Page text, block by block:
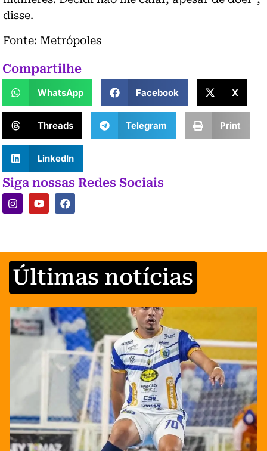
disse.
Fonte: Metrópoles
Compartilhe
WhatsApp Facebook X
Threads Telegram Print
LinkedIn
Siga nossas Redes Sociais
Últimas notícias